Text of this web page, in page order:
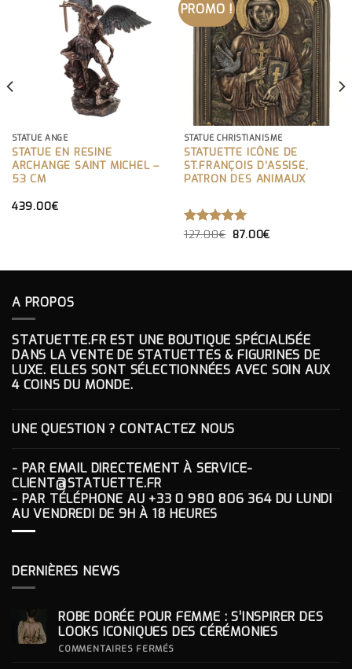
STATUE ANGE
STATUE EN RESINE
ARCHANGE SAINT MICHEL –
53 CM
439.00€
PROMO !
STATUE CHRISTIANISME
STATUETTE ICÔNE DE
ST.FRANÇOIS D’ASSISE,
PATRON DES ANIMAUX
NOTE5.00
127.00€ LE
127.00€.
87.00€
87.00€.
A PROPOS
STATUETTE.FR EST UNE BOUTIQUE SPÉCIALISÉE
DANS LA VENTE DE STATUETTES & FIGURINES DE
LUXE. ELLES SONT SÉLECTIONNÉES AVEC SOIN AUX
4 COINS DU MONDE.
UNE QUESTION ? CONTACTEZ NOUS
- PAR EMAIL DIRECTEMENT À SERVICE-
CLIENT@STATUETTE.FR
- PAR TÉLÉPHONE AU +33 0 980 806 364DU LUNDI
AU VENDREDI DE 9H À 18 HEURES
DERNIÈRES NEWS
ROBE DORÉE POUR FEMME : S’INSPIRER DES
LOOKS ICONIQUES DES CÉRÉMONIES
COMMENTAIRES FERMÉS